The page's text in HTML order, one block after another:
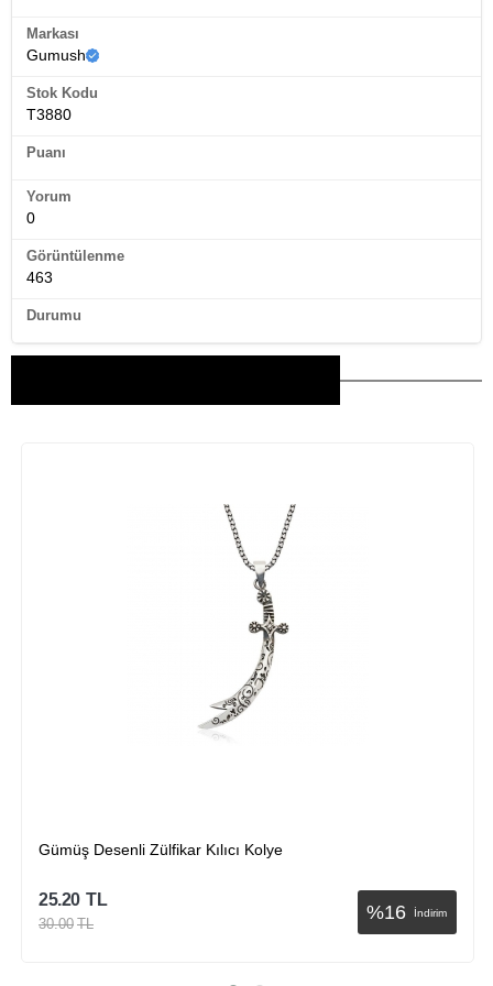
Markası
Gumush
Stok Kodu
T3880
Puanı
Yorum
0
Görüntülenme
463
Durumu
Gümüş Desenli Zülfikar Kılıcı Kolye
%16 İndirim
25.20 TL
30.00 TL